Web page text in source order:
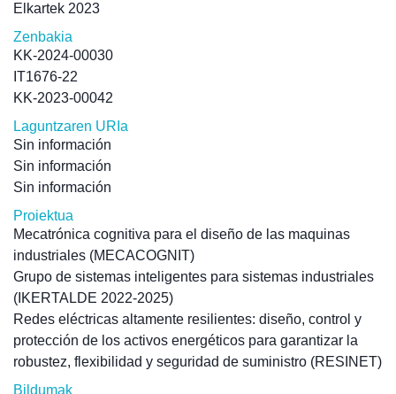
Elkartek 2023
Zenbakia
KK-2024-00030
IT1676-22
KK-2023-00042
Laguntzaren URIa
Sin información
Sin información
Sin información
Proiektua
Mecatrónica cognitiva para el diseño de las maquinas
industriales (MECACOGNIT)
Grupo de sistemas inteligentes para sistemas industriales
(IKERTALDE 2022-2025)
Redes eléctricas altamente resilientes: diseño, control y
protección de los activos energéticos para garantizar la
robustez, flexibilidad y seguridad de suministro (RESINET)
Bildumak